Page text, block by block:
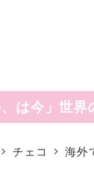
今」世界
チェコ 海外